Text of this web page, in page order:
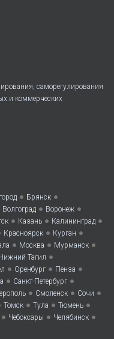
саморегулирования
и коммерческих
• Брянск •
Волгоград • Воронеж •
• Казань • Калининград •
Красноярск • Курган •
• Москва • Мурманск •
Тагил •
• Оренбург • Пенза •
• Санкт-Петербург •
• Смоленск • Сочи •
Томск • Тула • Тюмень •
• Чебоксары • Челябинск •